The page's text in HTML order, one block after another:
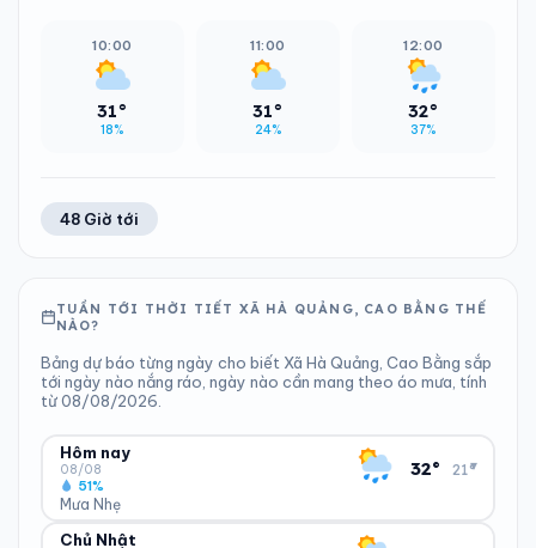
10:00
31°
18%
11:00
31°
24%
12:00
32°
37%
48 Giờ tới
TUẦN TỚI THỜI TIẾT XÃ HÀ QUẢNG, CAO BẰNG THẾ
NÀO?
Bảng dự báo từng ngày cho biết Xã Hà Quảng, Cao Bằng sắp
tới ngày nào nắng ráo, ngày nào cần mang theo áo mưa, tính
từ 08/08/2026.
Hôm nay
08/08
Mưa Nhẹ
51%
32° 21°
▾
ĐỘ ẨM
Chủ Nhật